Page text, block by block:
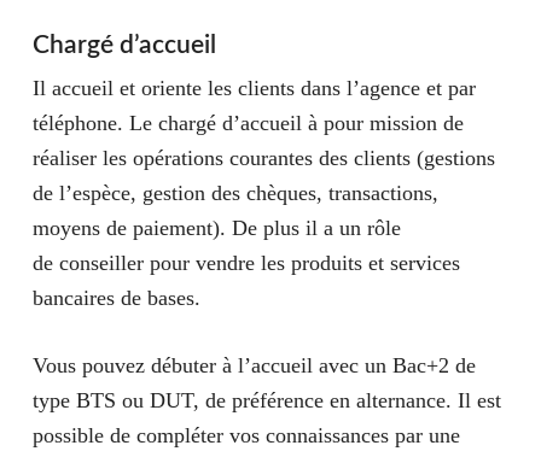
Chargé d’accueil
Il accueil et oriente les clients dans l’agence et par
téléphone. Le chargé d’accueil à pour mission de
réaliser les opérations courantes des clients (gestions
de l’espèce, gestion des chèques, transactions,
moyens de paiement). De plus il a un rôle
de conseiller pour vendre les produits et services
bancaires de bases.
Vous pouvez débuter à l’accueil avec un Bac+2 de
type BTS ou DUT, de préférence en alternance. Il est
possible de compléter vos connaissances par une